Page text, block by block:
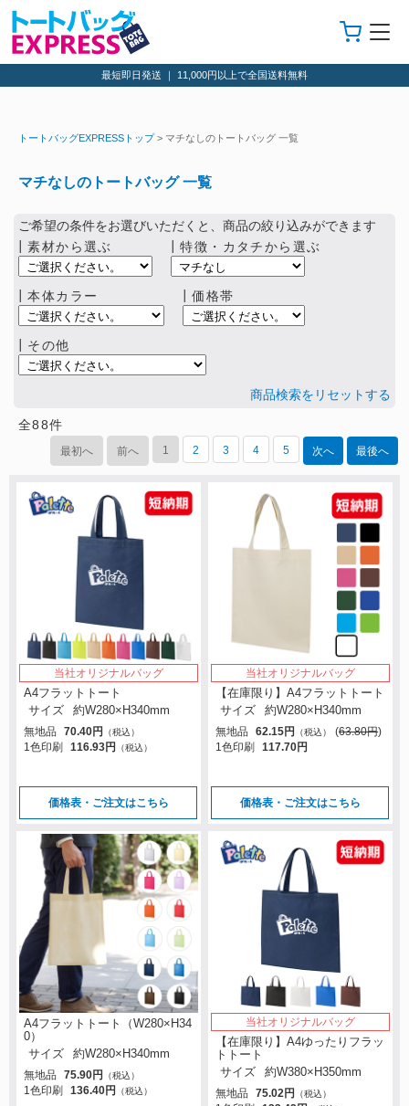
最短即日発送 ｜ 11,000円以上で全国送料無料
トートバッグEXPRESSトップ> マチなしのトートバッグ 一覧
マチなしのトートバッグ 一覧
ご希望の条件をお選びいただくと、商品の絞り込みができます
┃素材から選ぶ
┃特徴・カタチから選ぶ
┃本体カラー ┃価格帯
┃その他
商品検索をリセットする
全88件
最後へ
次へ
5
4
3
2
1
前へ
最初へ
当社オリジナルバッグ
A4フラットトート
サイズ
約W280×H340mm
無地品
70.40円 （税込）
1色印刷 116.93円 （税込）
価格表・ご注文はこちら
当社オリジナルバッグ
【在庫限り】A4フラットトート
サイズ
約W280×H340mm
無地品
62.15円 （税込） (63.80円)
1色印刷
117.70円
価格表・ご注文はこちら
A4フラットトート（W280×H34
0）
サイズ
約W280×H340mm
無地品
75.90円 （税込）
1色印刷 136.40円 （税込）
当社オリジナルバッグ
【在庫限り】A4ゆったりフラッ
トトート
サイズ
約W380×H350mm
無地品
75.02円 （税込）